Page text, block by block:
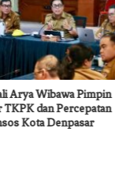
Arya Wibawa Pimpin
TKPK dan Percepatan
Kota Denpasar